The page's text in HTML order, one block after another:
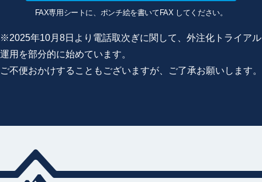
FAX専用シートに、ポンチ絵を書いてFAX してください。
※2025年10月8日より電話取次ぎに関して、外注化トライアル
運用を部分的に始めています。
ご不便おかけすることもございますが、ご了承お願いします。